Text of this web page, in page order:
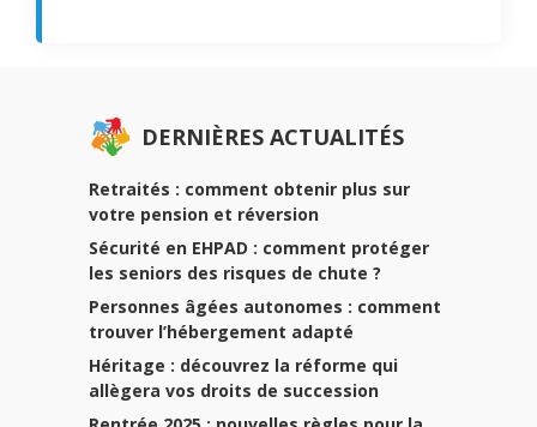
DERNIÈRES ACTUALITÉS
Retraités : comment obtenir plus sur
votre pension et réversion
Sécurité en EHPAD : comment protéger
les seniors des risques de chute ?
Personnes âgées autonomes : comment
trouver l’hébergement adapté
Héritage : découvrez la réforme qui
allègera vos droits de succession